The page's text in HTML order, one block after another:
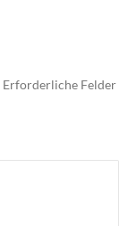
Erforderliche Felder